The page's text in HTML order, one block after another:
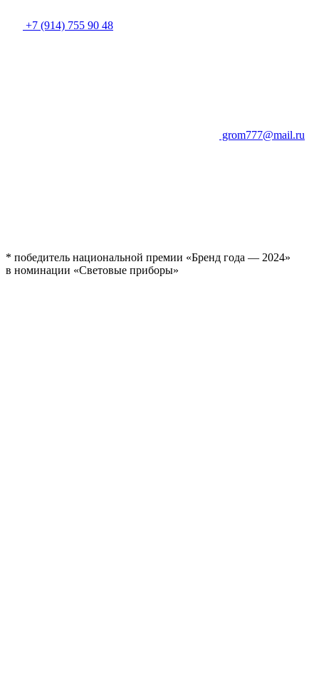
+7 (914) 755 90 48
grom777@mail.ru
* победитель национальной премии «Бренд года — 2024»
в номинации «Световые приборы»